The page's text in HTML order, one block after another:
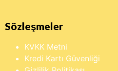
Sözleşmeler
KVKK Metni
Kredi Kartı Güvenliği